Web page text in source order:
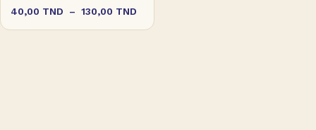
40,00 TND – 130,00 TND